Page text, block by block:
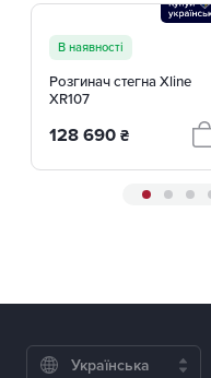
В наявності
Розгинач стегна Xline
XR107
128 690 ₴
Українська